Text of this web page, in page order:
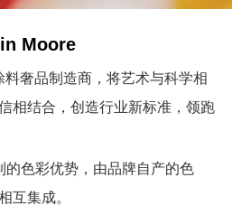
Moore
奢品制造商，将艺术与科学相
相结合，创造行业新标准，领跑
的色彩优势，由品牌自产的色
互集成。